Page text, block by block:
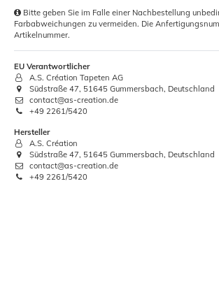
Bitte geben Sie im Falle einer Nachbestellung
Farbabweichungen zu vermeiden. Die
Artikelnummer.
EU Verantwortlicher
A.S. Création Tapeten AG
Südstraße 47, 51645 Gummersbach, Deutschland
contact@as-creation.de
+49 2261/5420
Hersteller
A.S. Création
Südstraße 47, 51645 Gummersbach, Deutschland
contact@as-creation.de
+49 2261/5420